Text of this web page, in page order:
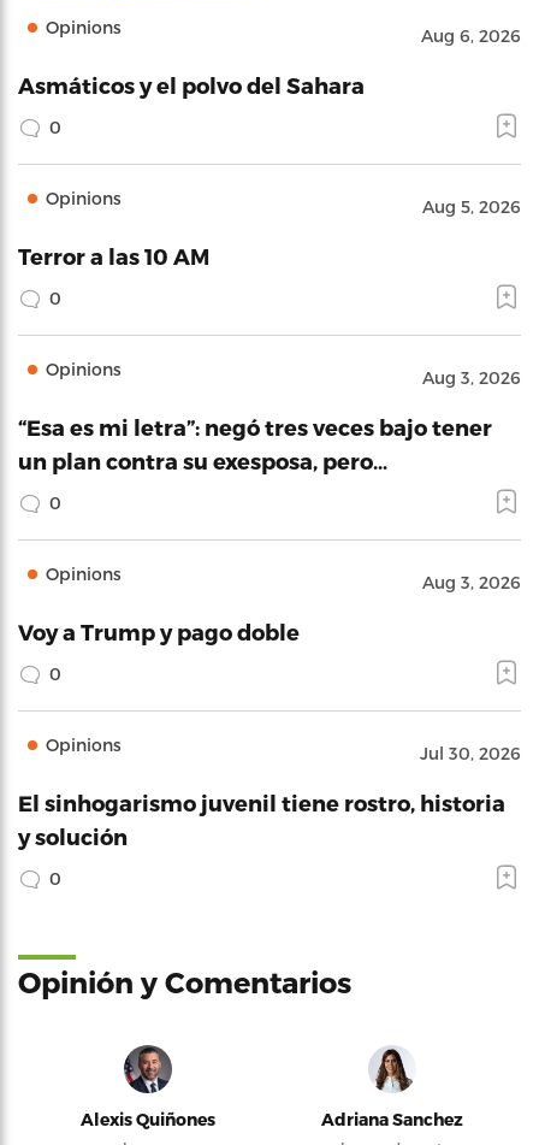
Opinions Aug 6, 2026
Asmáticos y el polvo del Sahara
0
Opinions Aug 5, 2026
Terror a las 10 AM
0
Opinions Aug 3, 2026
“Esa es mi letra”: negó tres veces bajo tener
un plan contra su exesposa, pero…
0
Opinions Aug 3, 2026
Voy a Trump y pago doble
0
Opinions Jul 30, 2026
El sinhogarismo juvenil tiene rostro, historia
y solución
0
Opinión y Comentarios
Alexis Quiñones Adriana Sanchez